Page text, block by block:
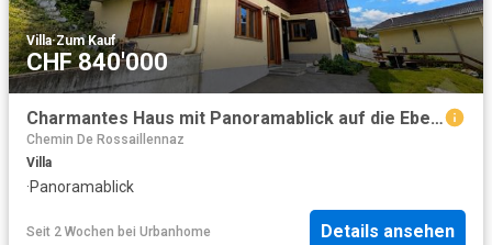
Villa·Zum Kauf
CHF 840'000
Charmantes Haus mit Panoramablick auf die Ebene
Chemin De Rossaillennaz
Villa
·Panoramablick
Seit 2 Wochen bei Urbanhome Details ansehen